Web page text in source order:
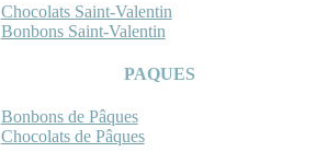
Chocolats Saint-Valentin
Bonbons Saint-Valentin
PAQUES
Bonbons de Pâques
Chocolats de Pâques